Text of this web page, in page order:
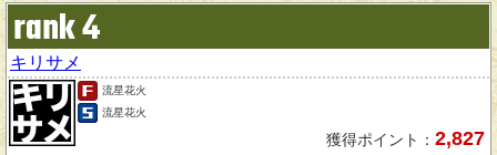
rank 4
キリサメ
流星花火
流星花火
獲得ポイント： 2,827